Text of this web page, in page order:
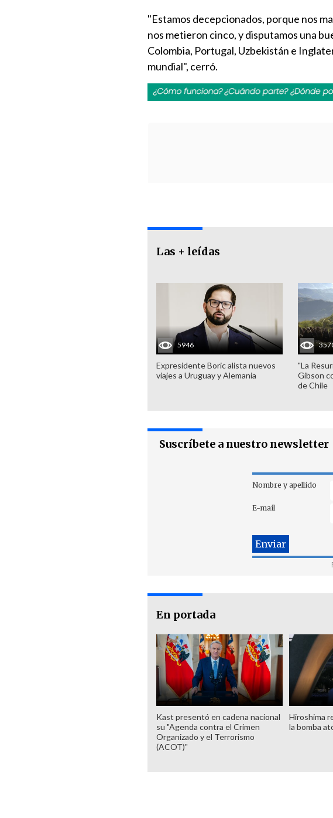
"Estamos decepcionados, porque nos
nos metieron cinco, y disputamos una
Colombia, Portugal, Uzbekistán e
mundial", cerró.
Las + leídas
5946
Expresidente Boric alista nuevos
viajes a Uruguay y Alemania
"La
Gibson
de Chile
Suscríbete a nuestro newsletter
Nombre y apellido
E-mail
En portada
Kast presentó en cadena nacional
su "Agenda contra el Crimen
Organizado y el Terrorismo
(ACOT)"
Hiroshima
la bomba